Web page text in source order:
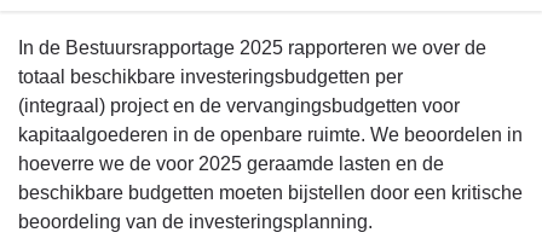
Terug
naar
navigatie
Bijlage
Investeringen
In de Bestuursrapportage 2025 rapporteren we over de
totaal beschikbare investeringsbudgetten per
(integraal) project en de vervangingsbudgetten voor
kapitaalgoederen in de openbare ruimte. We beoordelen in
hoeverre we de voor 2025 geraamde lasten en de
beschikbare budgetten moeten bijstellen door een kritische
beoordeling van de investeringsplanning.